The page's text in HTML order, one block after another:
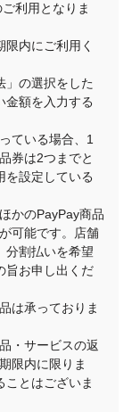
利用となりま
内にご利用く
」の選択をした
金額を入力する
ている場合、1
券は2つまでと
を設定している
かのPayPay商品
可能です。店舗
分割払いを希望
旨お申し出くだ
は承っておりま
・サービスの返
限内に限りま
ことはございま